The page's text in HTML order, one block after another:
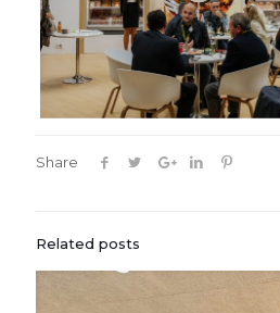
Share
Related posts